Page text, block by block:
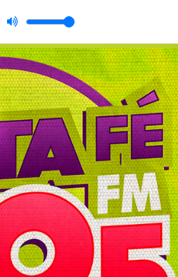
PROGRAMAÇÃO MUSICAL com Automático